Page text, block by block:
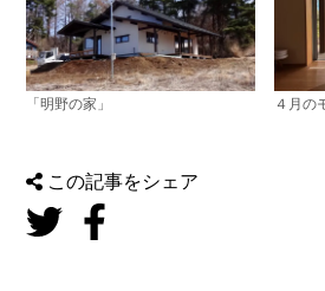
「明野の家」 ４月の
この記事をシェア